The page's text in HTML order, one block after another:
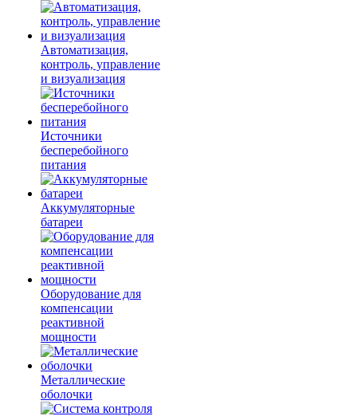
Автоматизация,
контроль, управление
и визуализация
Источники
бесперебойного
питания
Аккумуляторные
батареи
Оборудование для
компенсации
реактивной
мощности
Металлические
оболочки